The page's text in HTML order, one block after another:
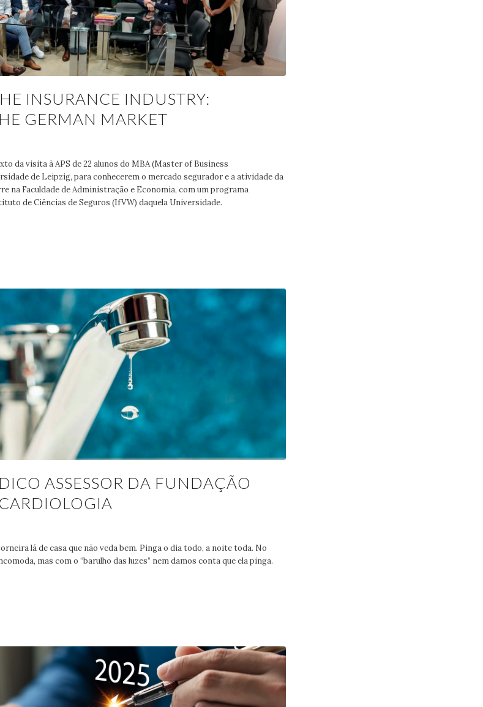
INSURANCE INDUSTRY:
GERMAN MARKET
da visita à APS de 22 alunos do MBA (Master of Business
de Leipzig, para conhecerem o mercado segurador e a atividade da
na Faculdade de Administração e Economia, com um programa
de Ciências de Seguros (IfVW) daquela Universidade.
ASSESSOR DA FUNDAÇÃO
lá de casa que não veda bem. Pinga o dia todo, a noite toda. No
mas com o “barulho das luzes” nem damos conta que ela pinga.